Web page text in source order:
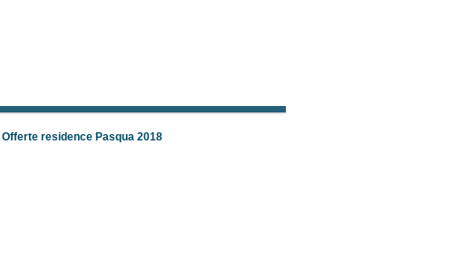
Offerte residence Pasqua 2018